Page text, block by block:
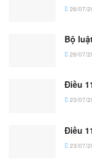
26/07/
Bộ
26/07/
Điều
23/07/
Điều
23/07/